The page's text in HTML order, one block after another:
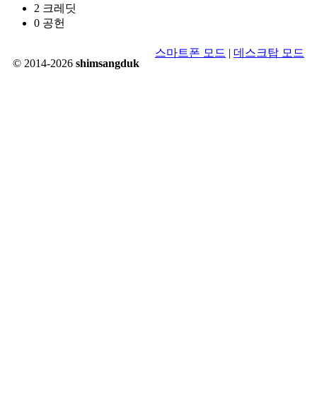
2 크레딧
0 공헌
© 2014-2026 shimsangduk
스마트폰 모드 | 데스크탑 모드